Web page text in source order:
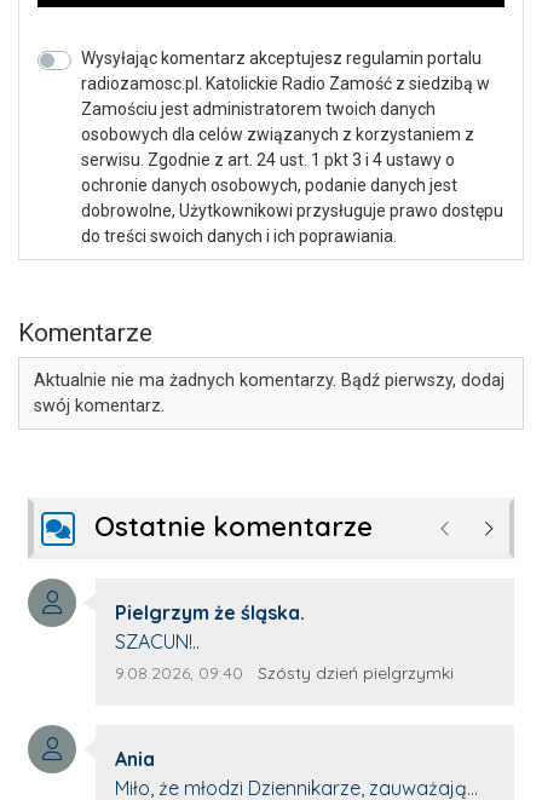
Wysyłając komentarz akceptujesz regulamin portalu
radiozamosc.pl. Katolickie Radio Zamość z siedzibą w
Zamościu jest administratorem twoich danych
osobowych dla celów związanych z korzystaniem z
serwisu. Zgodnie z art. 24 ust. 1 pkt 3 i 4 ustawy o
ochronie danych osobowych, podanie danych jest
dobrowolne, Użytkownikowi przysługuje prawo dostępu
do treści swoich danych i ich poprawiania.
Komentarze
Aktualnie nie ma żadnych komentarzy. Bądź pierwszy, dodaj
swój komentarz.
Ostatnie komentarze Poprzednie
Autor komentarza:
Pielgrzym że śląska.
Treść komentarza:
SZACUN!..
Data dodania komentarza:
9.08.2026, 09:40 Źródło komentarza:
Szósty dzień pielgrzymki
Autor komentarza:
Ania
Treść komentarza:
Miło, że młodzi Dziennikarze, zauważają